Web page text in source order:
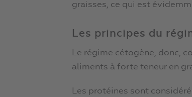
graisses, ce qui est
Les principes du
Le régime cétogène, donc,
aliments à forte teneur en
Les protéines sont